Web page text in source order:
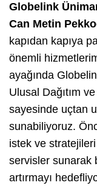
Globelink
Can Metin
kapıdan kapıya
önemli
ayağında
Ulusal Dağıtım
sayesinde uçtan
sunabiliyoruz.
istek ve
servisler sunarak
artırmayı